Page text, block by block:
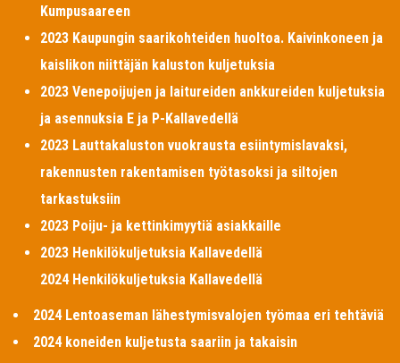
Kumpusaareen
2023 Kaupungin saarikohteiden huoltoa. Kaivinkoneen ja
kaislikon niittäjän kaluston kuljetuksia
2023 Venepoijujen ja laitureiden ankkureiden kuljetuksia
ja asennuksia E ja P-Kallavedellä
2023 Lauttakaluston vuokrausta esiintymislavaksi,
rakennusten rakentamisen työtasoksi ja siltojen
tarkastuksiin
2023 Poiju- ja kettinkimyytiä asiakkaille
2023 Henkilökuljetuksia Kallavedellä
2024 Henkilökuljetuksia Kallavedellä
2024 Lentoaseman lähestymisvalojen työmaa eri tehtäviä
2024 koneiden kuljetusta saariin ja takaisin